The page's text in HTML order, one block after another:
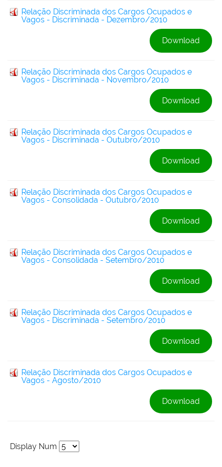
Relação Discriminada dos Cargos Ocupados e
Vagos - Discriminada - Dezembro/2010
Download
Relação Discriminada dos Cargos Ocupados e
Vagos - Discriminada - Novembro/2010
Download
Relação Discriminada dos Cargos Ocupados e
Vagos - Discriminada - Outubro/2010
Download
Relação Discriminada dos Cargos Ocupados e
Vagos - Consolidada - Outubro/2010
Download
Relação Discriminada dos Cargos Ocupados e
Vagos - Consolidada - Setembro/2010
Download
Relação Discriminada dos Cargos Ocupados e
Vagos - Discriminada - Setembro/2010
Download
Relação Discriminada dos Cargos Ocupados e
Vagos - Agosto/2010
Download
Display Num